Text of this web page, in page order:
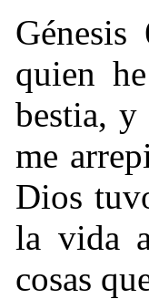
quien
bestia, y
me
Dios
la vida
cosas